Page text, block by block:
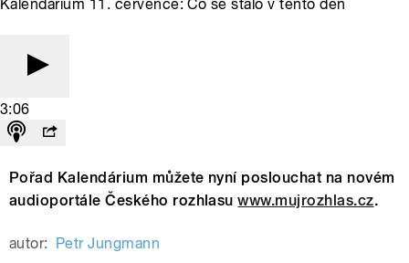
Kalendárium 11. července: Co se stalo v tento den
3:06
Pořad Kalendárium můžete nyní poslouchat na novém
audioportále Českého rozhlasuwww.mujrozhlas.cz.
autor: Petr Jungmann